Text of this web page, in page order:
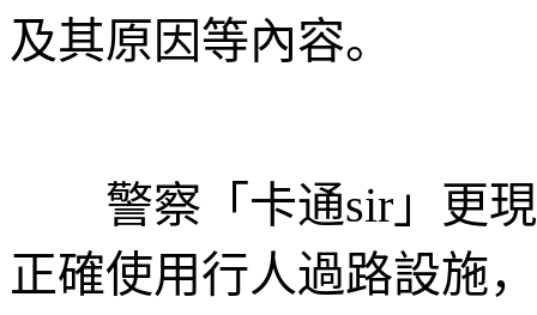
及其原因等內容。
警察「卡通sir」更現
正確使用行人過路設施